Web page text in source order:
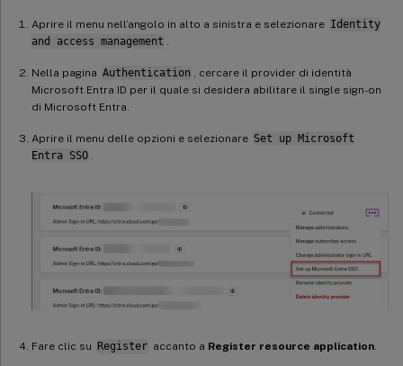
Aprire il menu nell’angolo in alto a sinistra e selezionare Identity
and access management
Nella pagina Authentication
, cercare il provider di identità
Microsoft Entra ID per il quale si desidera abilitare il single sign-on
di Microsoft Entra.
Aprire il menu delle opzioni e selezionare Set up Microsoft
Entra SSO
Fare clic su Register accanto a Register resource application.